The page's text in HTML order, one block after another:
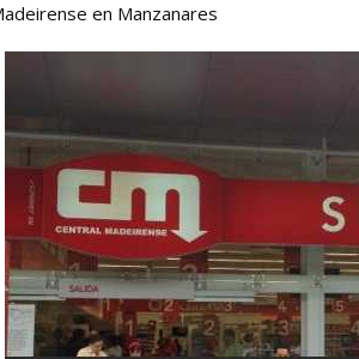
en Manzanares